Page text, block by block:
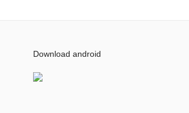
Download android